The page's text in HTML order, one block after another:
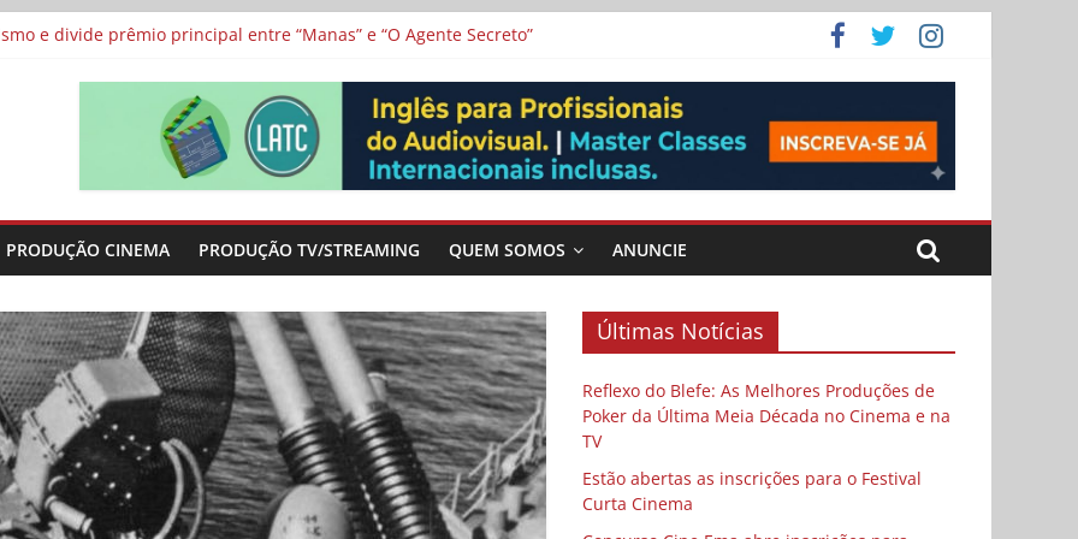
adaptação brasileira de série argentina para o cinema
Poker da Última Meia Década no Cinema e na TV
Cinema
de escolas públicas
PRODUÇÃO CINEMA PRODUÇÃO TV/STREAMING QUEM SOMOS ANUNCIE
Últimas Notícias
Reflexo do Blefe: As Melhores Produções de
Poker da Última Meia Década no Cinema e na
TV
Estão abertas as inscrições para o Festival
Curta Cinema